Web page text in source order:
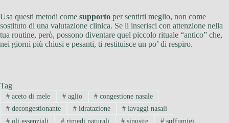
Usa questi metodi come supporto per sentirti meglio, non come
sostituto di una valutazione clinica. Se li inserisci con attenzione nella
tua routine, però, possono diventare quel piccolo rituale “antico” che,
nei giorni più chiusi e pesanti, ti restituisce un po’ di respiro.
Tag
#aceto di mele #aglio # congestione nasale
#decongestionante #idratazione # lavaggi nasali
#oli essenziali #rimedi naturali # sinusite # suffumigi